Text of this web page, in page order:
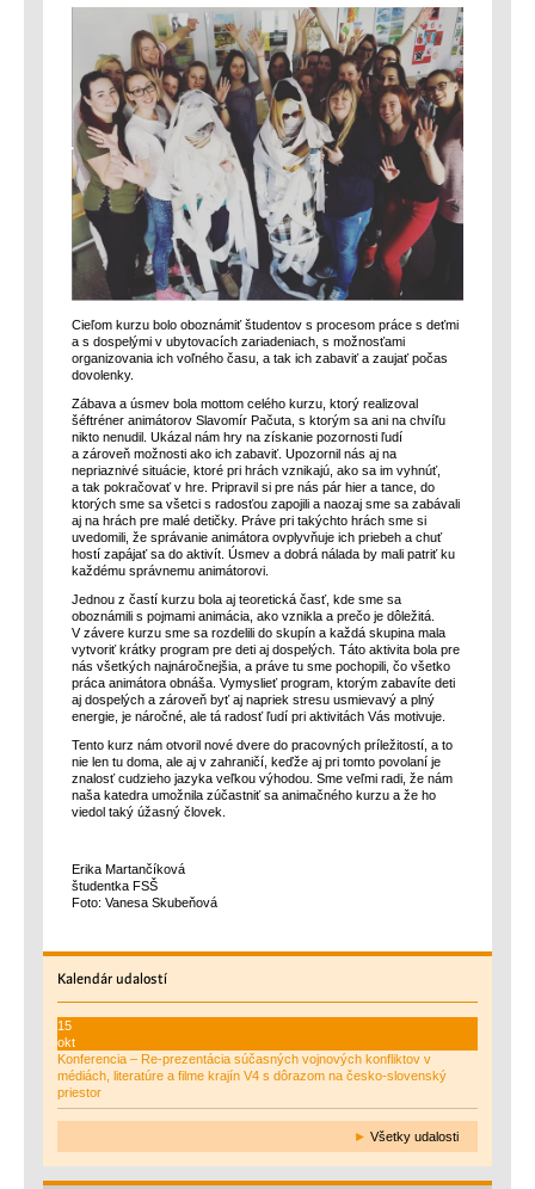
Cieľom kurzu bolo oboznámiť študentov s procesom práce s deťmi
a s dospelými v ubytovacích zariadeniach, s možnosťami
organizovania ich voľného času, a tak ich zabaviť a zaujať počas
dovolenky.
Zábava a úsmev bola mottom celého kurzu, ktorý realizoval
šéftréner animátorov Slavomír Pačuta, s ktorým sa ani na chvíľu
nikto nenudil. Ukázal nám hry na získanie pozornosti ľudí
a zároveň možnosti ako ich zabaviť. Upozornil nás aj na
nepriaznivé situácie, ktoré pri hrách vznikajú, ako sa im vyhnúť,
a tak pokračovať v hre. Pripravil si pre nás pár hier a tance, do
ktorých sme sa všetci s radosťou zapojili a naozaj sme sa zabávali
aj na hrách pre malé detičky. Práve pri takýchto hrách sme si
uvedomili, že správanie animátora ovplyvňuje ich priebeh a chuť
hostí zapájať sa do aktivít. Úsmev a dobrá nálada by mali patriť ku
každému správnemu animátorovi.
Jednou z častí kurzu bola aj teoretická časť, kde sme sa
oboznámili s pojmami animácia, ako vznikla a prečo je dôležitá.
V závere kurzu sme sa rozdelili do skupín a každá skupina mala
vytvoriť krátky program pre deti aj dospelých. Táto aktivita bola pre
nás všetkých najnáročnejšia, a práve tu sme pochopili, čo všetko
práca animátora obnáša. Vymyslieť program, ktorým zabavíte deti
aj dospelých a zároveň byť aj napriek stresu usmievavý a plný
energie, je náročné, ale tá radosť ľudí pri aktivitách Vás motivuje.
Tento kurz nám otvoril nové dvere do pracovných príležitostí, a to
nie len tu doma, ale aj v zahraničí, keďže aj pri tomto povolaní je
znalosť cudzieho jazyka veľkou výhodou. Sme veľmi radi, že nám
naša katedra umožnila zúčastniť sa animačného kurzu a že ho
viedol taký úžasný človek.
Erika Martančíková
študentka FSŠ
Foto: Vanesa Skubeňová
Kalendárudalostí
15
okt
Konferencia – Re-prezentácia súčasných vojnových konfliktov v
médiách, literatúre a filme krajín V4 s dôrazom na česko-slovenský
priestor
► Všetky udalosti